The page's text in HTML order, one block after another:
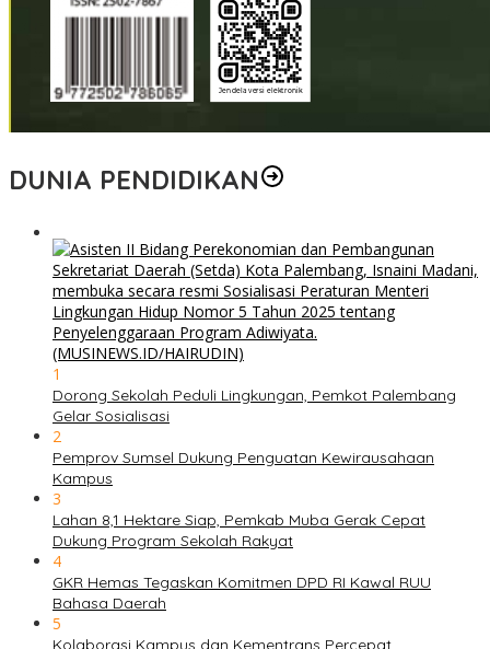
DUNIA PENDIDIKAN
1
Dorong Sekolah Peduli Lingkungan, Pemkot Palembang
Gelar Sosialisasi
2
Pemprov Sumsel Dukung Penguatan Kewirausahaan
Kampus
3
Lahan 8,1 Hektare Siap, Pemkab Muba Gerak Cepat
Dukung Program Sekolah Rakyat
4
GKR Hemas Tegaskan Komitmen DPD RI Kawal RUU
Bahasa Daerah
5
Kolaborasi Kampus dan Kementrans Percepat